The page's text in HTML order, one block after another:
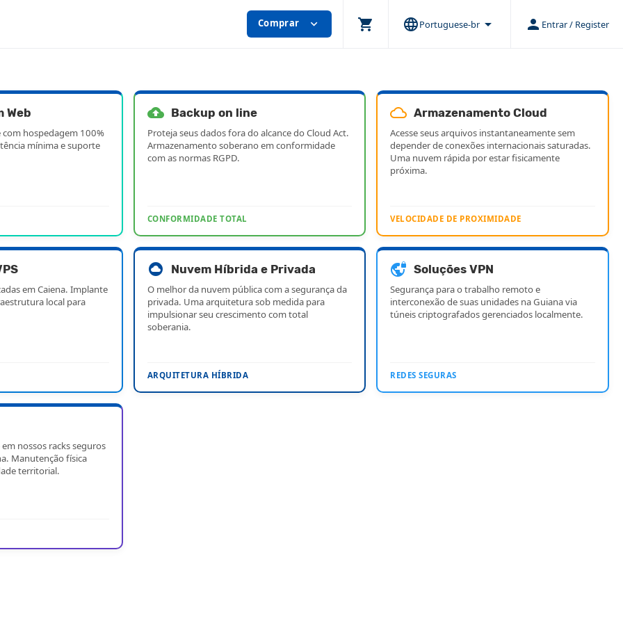
Comprar expand_more shopping_cart languagePortuguese-br arrow_drop_down person Entrar / Register
Web
hospedagem 100%
mínima e suporte
backup Backup on line
Proteja seus dados fora do alcance do Cloud Act.
Armazenamento soberano em conformidade
com as normas RGPD.
CONFORMIDADE TOTAL
cloud_queue Armazenamento Cloud
Acesse seus arquivos instantaneamente sem
depender de conexões internacionais saturadas.
Uma nuvem rápida por estar fisicamente
próxima.
VELOCIDADE DE PROXIMIDADE
em Caiena. Implante
local para
cloud_circle Nuvem Híbrida e Privada
O melhor da nuvem pública com a segurança da
privada. Uma arquitetura sob medida para
impulsionar seu crescimento com total
soberania.
ARQUITETURA HÍBRIDA
vpn_lock Soluções VPN
Segurança para o trabalho remoto e
interconexão de suas unidades na Guiana via
túneis criptografados gerenciados localmente.
REDES SEGURAS
nossos racks seguros
Manutenção física
territorial.